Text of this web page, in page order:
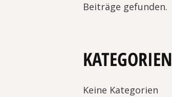
Beiträge gefunden.
KATEGORIEN
Keine Kategorien